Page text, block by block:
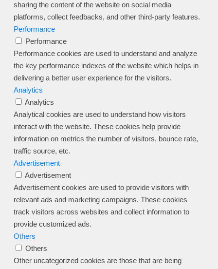
sharing the content of the website on social media
platforms, collect feedbacks, and other third-party features.
Performance
Performance
Performance cookies are used to understand and analyze
the key performance indexes of the website which helps in
delivering a better user experience for the visitors.
Analytics
Analytics
Analytical cookies are used to understand how visitors
interact with the website. These cookies help provide
information on metrics the number of visitors, bounce rate,
traffic source, etc.
Advertisement
Advertisement
Advertisement cookies are used to provide visitors with
relevant ads and marketing campaigns. These cookies
track visitors across websites and collect information to
provide customized ads.
Others
Others
Other uncategorized cookies are those that are being